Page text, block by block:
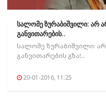
სალომე ზურაბიშვილი: არ
განვითარების..
სალომე ზურაბიშვილი:
განვითარების გზა!...
20-01-2016, 11:25